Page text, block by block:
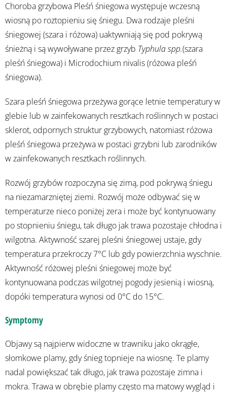
Choroba grzybowa Pleśń śniegowa występuje wczesną
wiosną po roztopieniu się śniegu. Dwa rodzaje pleśni
śniegowej (szara i różowa) uaktywniają się pod pokrywą
śnieżną i są wywoływane przez grzyb Typhula spp.(szara
pleśń śniegowa) i Microdochium nivalis (różowa pleśń
śniegowa).
Szara pleśń śniegowa przeżywa gorące letnie temperatury w
glebie lub w zainfekowanych resztkach roślinnych w postaci
sklerot, odpornych struktur grzybowych, natomiast różowa
pleśń śniegowa przeżywa w postaci grzybni lub zarodników
w zainfekowanych resztkach roślinnych.
Rozwój grzybów rozpoczyna się zimą, pod pokrywą śniegu
na niezamarzniętej ziemi. Rozwój może odbywać się w
temperaturze nieco poniżej zera i może być kontynuowany
po stopnieniu śniegu, tak długo jak trawa pozostaje chłodna i
wilgotna. Aktywność szarej pleśni śniegowej ustaje, gdy
temperatura przekroczy 7°C lub gdy powierzchnia wyschnie.
Aktywność różowej pleśni śniegowej może być
kontynuowana podczas wilgotnej pogody jesienią i wiosną,
dopóki temperatura wynosi od 0°C do 15°C.
Symptomy
Objawy są najpierw widoczne w trawniku jako okrągłe,
słomkowe plamy, gdy śnieg topnieje na wiosnę. Te plamy
nadal powiększać tak długo, jak trawa pozostaje zimna i
mokra. Trawa w obrębie plamy często ma matowy wygląd i